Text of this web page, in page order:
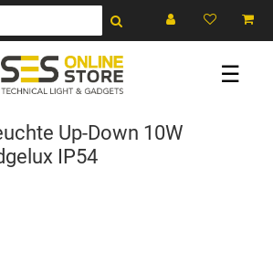
☰
Up-Down 10W
IP54